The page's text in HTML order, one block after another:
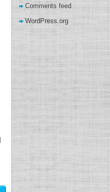
Comments feed
WordPress.org